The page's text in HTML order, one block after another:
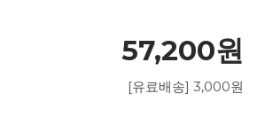
57,200원
[유료배송] 3,000원